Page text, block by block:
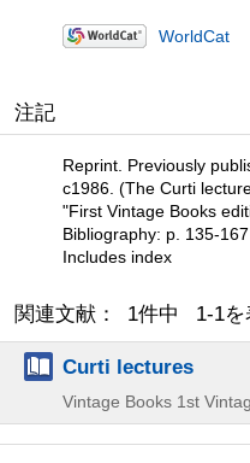
WorldCat
注記
Reprint. Previously
c1986. (The Curti
"First Vintage Books
Bibliography: p. 135-167
Includes index
関連文献： 1件中 1-1を
Curti lectures
Vintage Books 1st